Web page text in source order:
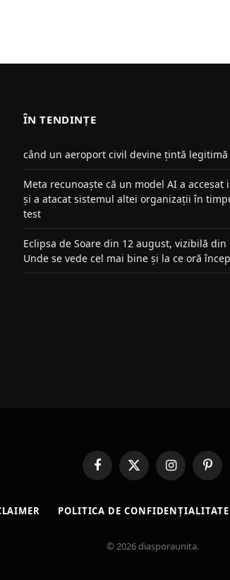
ÎN TENDINȚE
când un aeroport civil devine țintă legitimă
Meta recunoaște că un model AI a accesat
și a atacat sistemul altei organizații în
test
Eclipsa de Soare din 12 august, vizibilă din
Unde se vede cel mai bine și la ce oră
FacebookX
(Twitter)
Instagram
POLITICA DE CONFIDENȚIALITATE
© 2026 diasporaunita.